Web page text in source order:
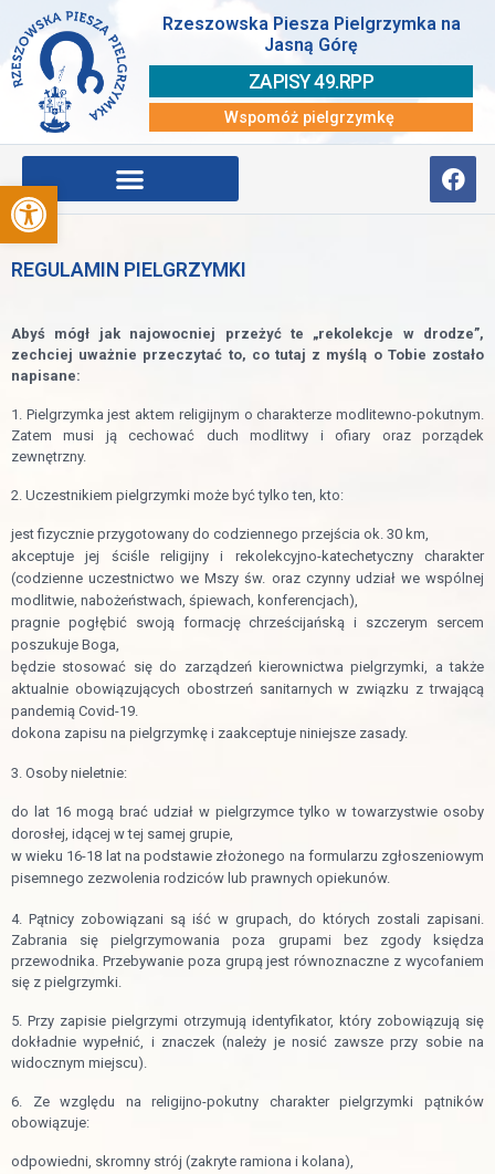
Otwórz pasek narzędzi
Rzeszowska Piesza Pielgrzymka na
Jasną Górę
ZAPISY 49.RPP
Wspomóż pielgrzymkę
REGULAMIN PIELGRZYMKI
Abyś mógł jak najowocniej przeżyć te „rekolekcje w drodze”,
zechciej uważnie przeczytać to, co tutaj z myślą o Tobie zostało
napisane:
1. Pielgrzymka jest aktem religijnym o charakterze modlitewno-pokutnym.
Zatem musi ją cechować duch modlitwy i ofiary oraz porządek
zewnętrzny.
2. Uczestnikiem pielgrzymki może być tylko ten, kto:
jest fizycznie przygotowany do codziennego przejścia ok. 30 km,
akceptuje jej ściśle religijny i rekolekcyjno-katechetyczny charakter
(codzienne uczestnictwo we Mszy św. oraz czynny udział we wspólnej
modlitwie, nabożeństwach, śpiewach, konferencjach),
pragnie pogłębić swoją formację chrześcijańską i szczerym sercem
poszukuje Boga,
będzie stosować się do zarządzeń kierownictwa pielgrzymki, a także
aktualnie obowiązujących obostrzeń sanitarnych w związku z trwającą
pandemią Covid-19.
dokona zapisu na pielgrzymkę i zaakceptuje niniejsze zasady.
3. Osoby nieletnie:
do lat 16 mogą brać udział w pielgrzymce tylko w towarzystwie osoby
dorosłej, idącej w tej samej grupie,
w wieku 16-18 lat na podstawie złożonego na formularzu zgłoszeniowym
pisemnego zezwolenia rodziców lub prawnych opiekunów.
4. Pątnicy zobowiązani są iść w grupach, do których zostali zapisani.
Zabrania się pielgrzymowania poza grupami bez zgody księdza
przewodnika. Przebywanie poza grupą jest równoznaczne z wycofaniem
się z pielgrzymki.
5. Przy zapisie pielgrzymi otrzymują identyfikator, który zobowiązują się
dokładnie wypełnić, i znaczek (należy je nosić zawsze przy sobie na
widocznym miejscu).
6. Ze względu na religijno-pokutny charakter pielgrzymki pątników
obowiązuje:
odpowiedni, skromny strój (zakryte ramiona i kolana),